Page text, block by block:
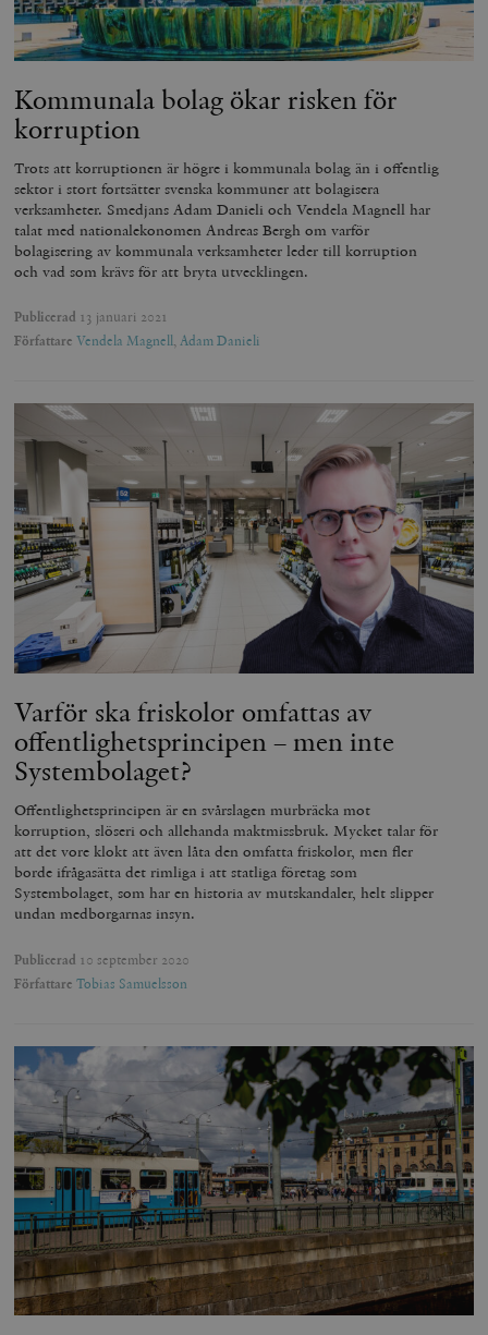
Kommunala bolag ökar risken för
korruption
Trots att korruptionen är högre i kommunala bolag än i offentlig
sektor i stort fortsätter svenska kommuner att bolagisera
verksamheter. Smedjans Adam Danieli och Vendela Magnell har
talat med nationalekonomen Andreas Bergh om varför
bolagisering av kommunala verksamheter leder till korruption
och vad som krävs för att bryta utvecklingen.
Publicerad 13 januari 2021
Författare Vendela Magnell,Adam Danieli
Varför ska friskolor omfattas av
offentlighetsprincipen – men inte
Systembolaget?
Offentlighetsprincipen är en svårslagen murbräcka mot
korruption, slöseri och allehanda maktmissbruk. Mycket talar för
att det vore klokt att även låta den omfatta friskolor, men fler
borde ifrågasätta det rimliga i att statliga företag som
Systembolaget, som har en historia av mutskandaler, helt slipper
undan medborgarnas insyn.
Publicerad 10 september 2020
Författare Tobias Samuelsson